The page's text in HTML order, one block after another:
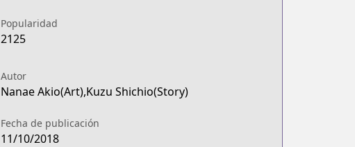
Popularidad
2125
Autor
Nanae Akio(Art),Kuzu Shichio(Story)
Fecha de publicación
11/10/2018